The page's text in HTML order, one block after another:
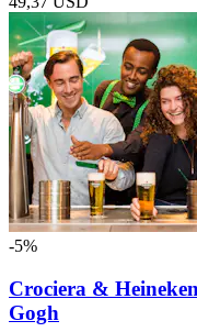
-5%
Crociera &
Gogh